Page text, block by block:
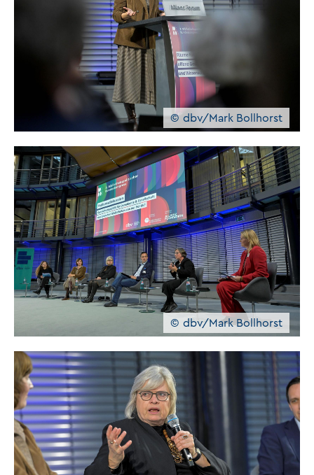
dbv/Mark Bollhorst
dbv/Mark Bollhorst